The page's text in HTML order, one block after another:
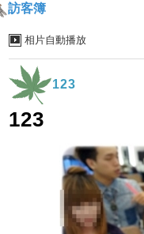
訪客簿
相片自動播放
123
123